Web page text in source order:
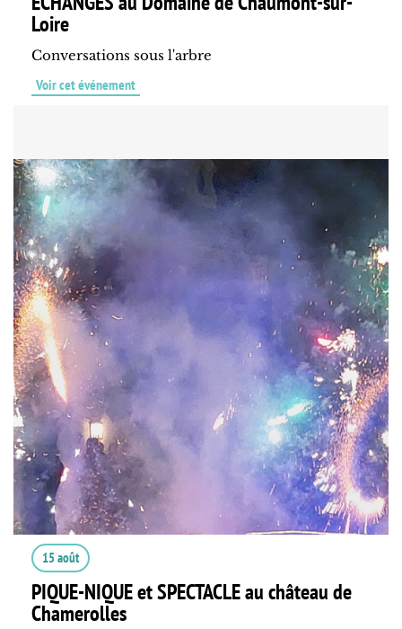
Loire
Conversations sous l'arbre
Voir cet événement
15 août
PIQUE-NIQUE et SPECTACLE au château de
Chamerolles